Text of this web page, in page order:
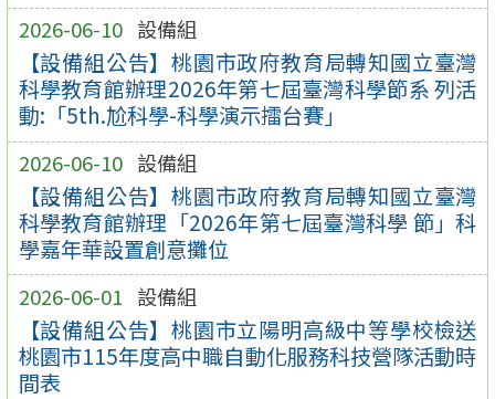
2026-06-10 設備組
【設備組公告】桃園市政府教育局轉知國立臺灣
科學教育館辦理2026年第七屆臺灣科學節系 列活
動:「5th.尬科學-科學演示擂台賽」
2026-06-10 設備組
【設備組公告】桃園市政府教育局轉知國立臺灣
科學教育館辦理「2026年第七屆臺灣科學 節」科
學嘉年華設置創意攤位
2026-06-01 設備組
【設備組公告】桃園市立陽明高級中等學校檢送
桃園市115年度高中職自動化服務科技營隊活動時
間表